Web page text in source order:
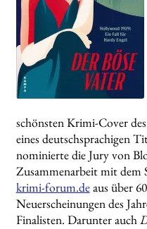
schönsten Krimi-Cover des
eines deutschsprachigen
nominierte die Jury von
Zusammenarbeit mit
krimi-forum.deaus über
Neuerscheinungen des
Finalisten. Darunter auch